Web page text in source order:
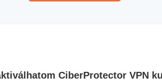
CiberProtector VPN